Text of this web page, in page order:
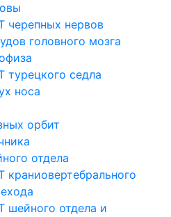
черепных нервов
головного мозга
турецкого седла
носа
орбит
отдела
краниовертебрального
шейного отдела и